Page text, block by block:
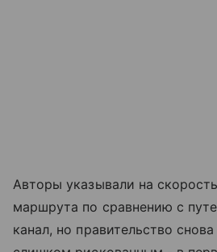
Авторы указывали на
маршрута по сравнению с
канал, но правительство